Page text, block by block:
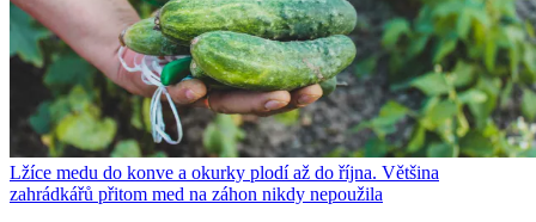
Lžíce medu do konve a okurky plodí až do října. Většina
zahrádkářů přitom med na záhon nikdy nepoužila